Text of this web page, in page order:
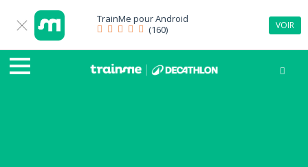
TrainMe pourAndroid
(160)
VOIR